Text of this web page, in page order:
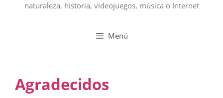
naturaleza, historia, videojuegos, música o Internet
Menú
Agradecidos